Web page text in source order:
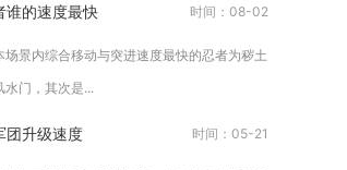
谁的速度最快 时间：08-02
场景内综合移动与突进速度最快的忍者为秽土
水门，其次是...
团升级速度 时间：05-21